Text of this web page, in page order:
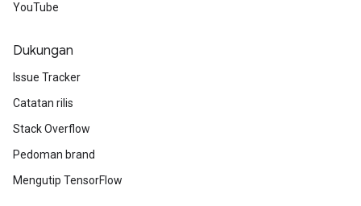
YouTube
Dukungan
Issue Tracker
Catatan rilis
Stack Overflow
Pedoman brand
Mengutip TensorFlow